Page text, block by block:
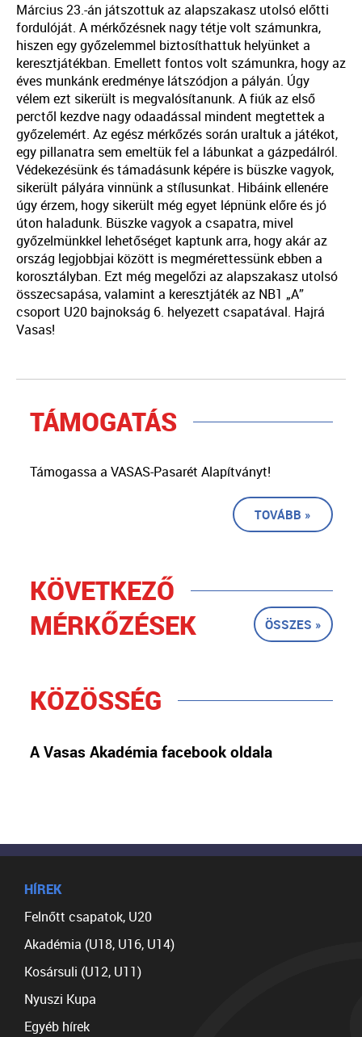
Március 23.-án játszottuk az alapszakasz utolsó előtti
fordulóját. A mérkőzésnek nagy tétje volt számunkra,
hiszen egy győzelemmel biztosíthattuk helyünket a
keresztjátékban. Emellett fontos volt számunkra, hogy az
éves munkánk eredménye látszódjon a pályán. Úgy
vélem ezt sikerült is megvalósítanunk. A fiúk az első
perctől kezdve nagy odaadással mindent megtettek a
győzelemért. Az egész mérkőzés során uraltuk a játékot,
egy pillanatra sem emeltük fel a lábunkat a gázpedálról.
Védekezésünk és támadásunk képére is büszke vagyok,
sikerült pályára vinnünk a stílusunkat. Hibáink ellenére
úgy érzem, hogy sikerült még egyet lépnünk előre és jó
úton haladunk. Büszke vagyok a csapatra, mivel
győzelmünkkel lehetőséget kaptunk arra, hogy akár az
ország legjobbjai között is megmérettessünk ebben a
korosztályban. Ezt még megelőzi az alapszakasz utolsó
összecsapása, valamint a keresztjáték az NB1 „A”
csoport U20 bajnokság 6. helyezett csapatával. Hajrá
Vasas!
TÁMOGATÁS
Támogassa a VASAS-Pasarét Alapítványt!
TOVÁBB »
KÖVETKEZŐ
MÉRKŐZÉSEK
ÖSSZES »
KÖZÖSSÉG
A Vasas Akadémia facebook oldala
HÍREK
Felnőtt csapatok, U20
Akadémia (U18, U16, U14)
Kosársuli (U12, U11)
Nyuszi Kupa
Egyéb hírek